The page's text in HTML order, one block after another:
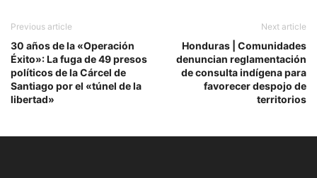
Previous article
30 años de la «Operación
Éxito»: La fuga de 49 presos
políticos de la Cárcel de
Santiago por el «túnel de la
libertad»
Next article
Honduras | Comunidades
denuncian reglamentación
de consulta indígena para
favorecer despojo de
territorios